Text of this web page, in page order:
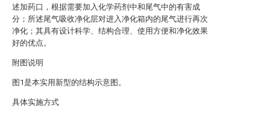
述加药口，根据需要加入化学药剂中和尾气中的有害成
分；所述尾气吸收净化层对进入净化箱内的尾气进行再次
净化；其具有设计科学、结构合理、使用方便和净化效果
好的优点。
附图说明
图1是本实用新型的结构示意图。
具体实施方式